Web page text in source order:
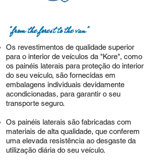
Os revestimentos de qualidade superior
para o interior de veículos da "Kore", como
os painéis laterais para proteção do interior
do seu veículo, são fornecidas em
embalagens individuais devidamente
acondicionadas, para garantir o seu
transporte seguro.
Os painéis laterais são fabricadas com
materiais de alta qualidade, que conferem
uma elevada resistência ao desgaste da
utilização diária do seu veículo.​
"from the forest to the van"